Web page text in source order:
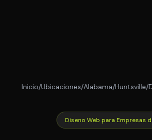
Inicio/Ubicaciones/Alabama/Huntsville/
Diseno Web para Empresas